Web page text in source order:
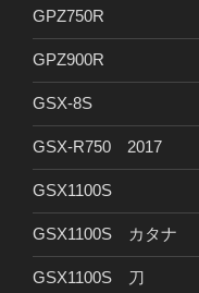
GPZ750R
GPZ900R
GSX-8S
GSX-R750 2017
GSX1100S
GSX1100S カタナ
GSX1100S 刀